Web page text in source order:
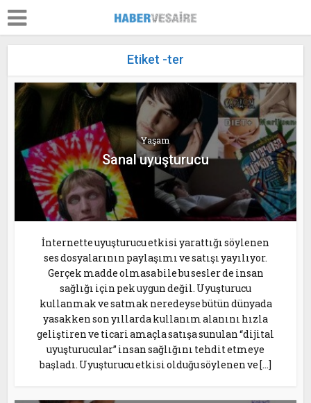
Etiket -ter
Yaşam
Sanal uyuşturucu
İnternette uyuşturucu etkisi yarattığı söylenen
ses dosyalarının paylaşımı ve satışı yayılıyor.
Gerçek madde olmasa bile bu sesler de insan
sağlığı için pek uygun değil. Uyuşturucu
kullanmak ve satmak neredeyse bütün dünyada
yasakken son yıllarda kullanım alanını hızla
geliştiren ve ticari amaçla satışa sunulan “dijital
uyuşturucular” insan sağlığını tehdit etmeye
başladı. Uyuşturucu etkisi olduğu söylenen ve […]